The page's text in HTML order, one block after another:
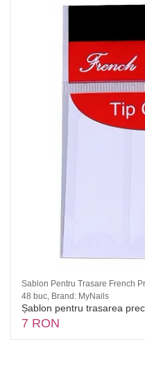
Sablon Pentru Trasare French
48 buc, Brand: MyNails
Șablon pentru trasarea
7 RON